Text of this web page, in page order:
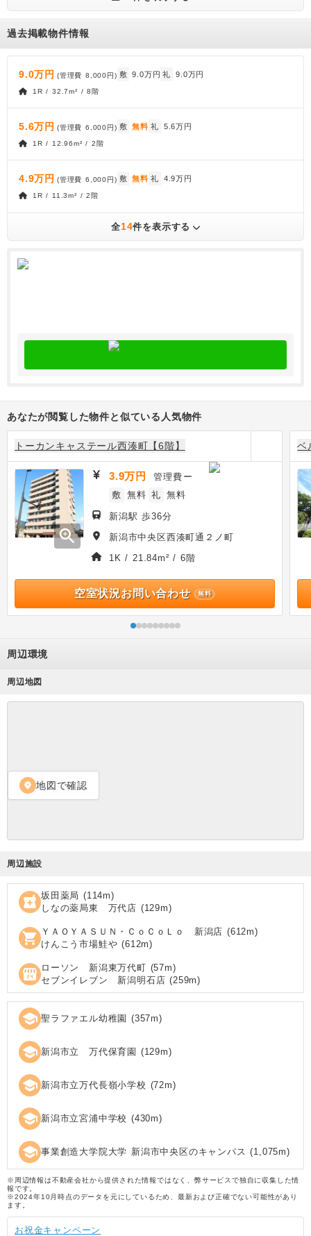
過去掲載物件情報
9.0万円 (管理費 8,000円) 敷 9.0万円 礼 9.0万円
1R / 32.7m² / 8階
5.6万円 (管理費 6,000円) 敷 無料 礼 5.6万円
1R / 12.96m² / 2階
4.9万円 (管理費 6,000円) 敷 無料 礼 4.9万円
1R / 11.3m² / 2階
全14件を表示する
あなたが閲覧した物件と似ている人気物件
トーカンキャステール西湊町【6階】
zoom_in
3.9万円 管理費 ー
敷 無料 礼 無料
新潟駅 歩36分
新潟市中央区西湊町通２ノ町
1K / 21.84m² / 6階
空室状況お問い合わせ 無料
ベ
周辺環境
周辺地図
location_on 地図で確認
周辺施設
local_pharmacy 坂田薬局 (114m)
しなの薬局東 万代店 (129m)
shopping_cart ＹＡＯＹＡＳＵＮ・ＣｏＣｏＬｏ 新潟店 (612m)
けんこう市場鮭や (612m)
local_convenience_store ローソン 新潟東万代町 (57m)
セブンイレブン 新潟明石店 (259m)
school 聖ラファエル幼稚園 (357m)
school 新潟市立 万代保育園 (129m)
school 新潟市立万代長嶺小学校 (72m)
school 新潟市立宮浦中学校 (430m)
school 事業創造大学院大学 新潟市中央区のキャンパス (1,075m)
※周辺情報は不動産会社から提供された情報ではなく、弊サービスで独自に収集した情
報です。
※2024年10月時点のデータを元にしているため、最新および正確でない可能性があり
ます。
お祝金キャンペーン